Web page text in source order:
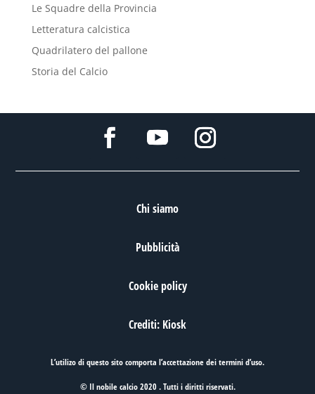
Le Squadre della Provincia
Letteratura calcistica
Quadrilatero del pallone
Storia del Calcio
Chi siamo
Pubblicità
Cookie policy
Crediti: Kiosk
L’utilizo di questo sito comporta l’accettazione deitermini d’uso.
© Il nobile calcio 2020 . Tutti i diritti riservati.